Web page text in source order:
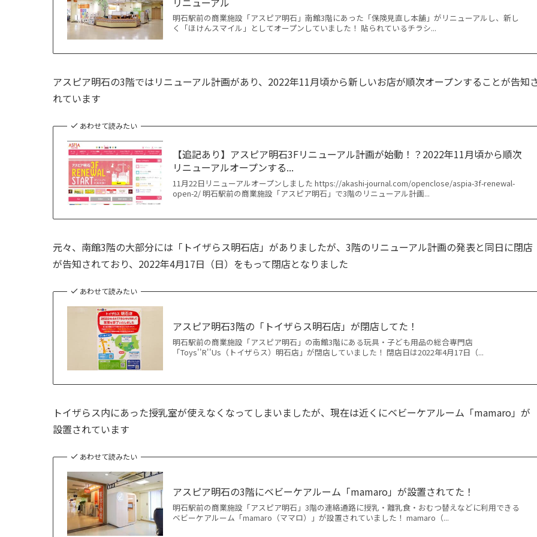
明石駅前の商業施設「アスピア明石」南館3階にあった「保険見直し本舗」がリニューアルし、新し
く「ほけんスマイル」としてオープンしていました！ 貼られているチラシ...
アスピア明石の3階ではリニューアル計画があり、2022年11月頃から新しいお店が順次オープンすることが告知
れています
あわせて読みたい
【追記あり】アスピア明石3Fリニューアル計画が始動！？2022年11月頃から順次
リニューアルオープンする...
11月22日リニューアルオープンしました https://akashi-journal.com/openclose/aspia-3f-renewal-
open-2/ 明石駅前の商業施設「アスピア明石」で3階のリニューアル計画...
元々、南館3階の大部分には「トイザらス明石店」がありましたが、3階のリニューアル計画の発表と同日に閉店
が告知されており、2022年4月17日（日）をもって閉店となりました
あわせて読みたい
アスピア明石3階の「トイザらス明石店」が閉店してた！
明石駅前の商業施設「アスピア明石」の南館3階にある玩具・子ども用品の総合専門店
「Toys''R''Us（トイザらス）明石店」が閉店していました！ 閉店日は2022年4月17日（...
トイザらス内にあった授乳室が使えなくなってしまいましたが、現在は近くにベビーケアルーム「mamaro」が
設置されています
あわせて読みたい
アスピア明石の3階にベビーケアルーム「mamaro」が設置されてた！
明石駅前の商業施設「アスピア明石」3階の連絡通路に授乳・離乳食・おむつ替えなどに利用できる
ベビーケアルーム「mamaro（ママロ）」が設置されていました！ mamaro（...